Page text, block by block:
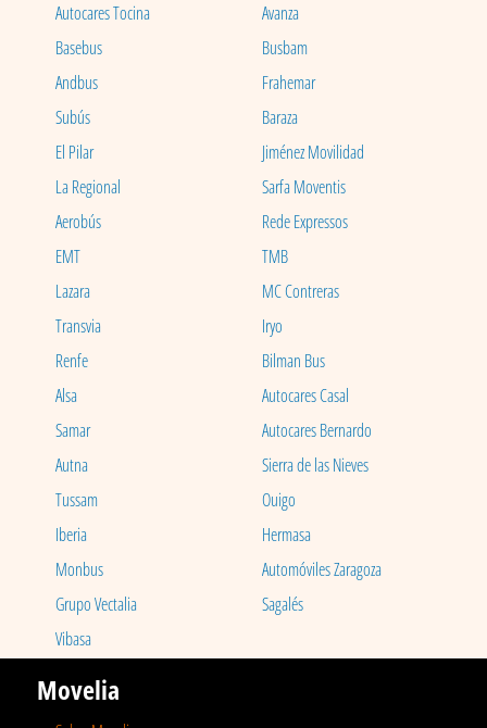
Autocares Tocina
Avanza
Basebus
Busbam
Andbus
Frahemar
Subús
Baraza
El Pilar
Jiménez Movilidad
La Regional
Sarfa Moventis
Aerobús
Rede Expressos
EMT
TMB
Lazara
MC Contreras
Transvia
Iryo
Renfe
Bilman Bus
Alsa
Autocares Casal
Samar
Autocares Bernardo
Autna
Sierra de las Nieves
Tussam
Ouigo
Iberia
Hermasa
Monbus
Automóviles Zaragoza
Grupo Vectalia
Sagalés
Vibasa
Movelia